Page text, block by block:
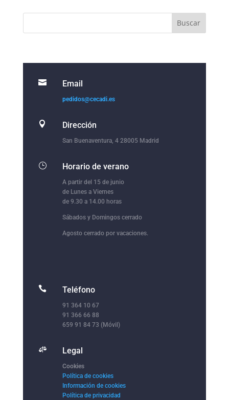
 Email
pedidos@cecadi.es
 Dirección
San Buenaventura, 4 28005 Madrid
} Horario de verano
A partir del 15 de junio
de Lunes a Viernes
de 9.30 a 14.00 horas
Sábados y Domingos cerrado
Agosto cerrado por vacaciones.
 Teléfono
91 364 10 67
91 366 66 88
659 91 84 73 (Móvil)
 Legal
Cookies
Política de cookies
Información de cookies
Política de privacidad